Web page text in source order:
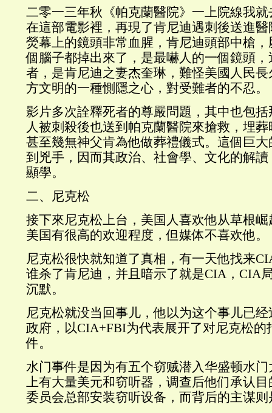
二零一三年秋《帕克蘭醫院》一上院線我
在這部電影裡，再現了肯尼迪遇刺後送進
熒幕上的鏡頭非常血腥，肯尼迪頭部中槍
個腦子都掉出來了，是最嚇人的一個鏡頭
者，是肯尼迪之妻杰奎琳，難怪美國人民
方文明的一種惻隱之心，對受難者的不忍。
影片多次詮釋死者的尊嚴問題，其中也包
人被刺殺後也送到帕克蘭醫院來搶救，埋
甚至幾無神父肯為他做葬禮儀式。這個巨
到兇手，因而其政治、社會學、文化的解
顯學。
二、尼克松
接下來尼克松上台，美国人喜欢他从草根
美国有很高的欢迎程度，但媒体不喜欢他。
尼克松很快就知道了真相，有一天他找来
谁杀了肯尼迪，并且暗示了就是CIA，CIA
沉默。
尼克松就没当回事儿，他以为这个事儿已
政府，以CIA+FBI为代表展开了对尼克松的
件。
水门事件是因为有五个窃贼潜入华盛顿水
上有大量美元和窃听器，调查后他们承认
委员会总部安装窃听设备，而背后的主谋